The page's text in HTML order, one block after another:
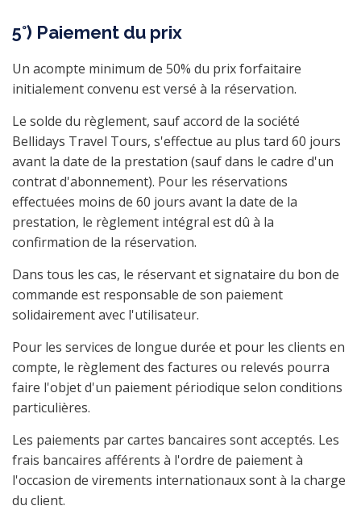
5°) Paiement du prix
Un acompte minimum de 50% du prix forfaitaire
initialement convenu est versé à la réservation.
Le solde du règlement, sauf accord de la société
Bellidays Travel Tours, s'effectue au plus tard 60 jours
avant la date de la prestation (sauf dans le cadre d'un
contrat d'abonnement). Pour les réservations
effectuées moins de 60 jours avant la date de la
prestation, le règlement intégral est dû à la
confirmation de la réservation.
Dans tous les cas, le réservant et signataire du bon de
commande est responsable de son paiement
solidairement avec l'utilisateur.
Pour les services de longue durée et pour les clients en
compte, le règlement des factures ou relevés pourra
faire l'objet d'un paiement périodique selon conditions
particulières.
Les paiements par cartes bancaires sont acceptés. Les
frais bancaires afférents à l'ordre de paiement à
l'occasion de virements internationaux sont à la charge
du client.